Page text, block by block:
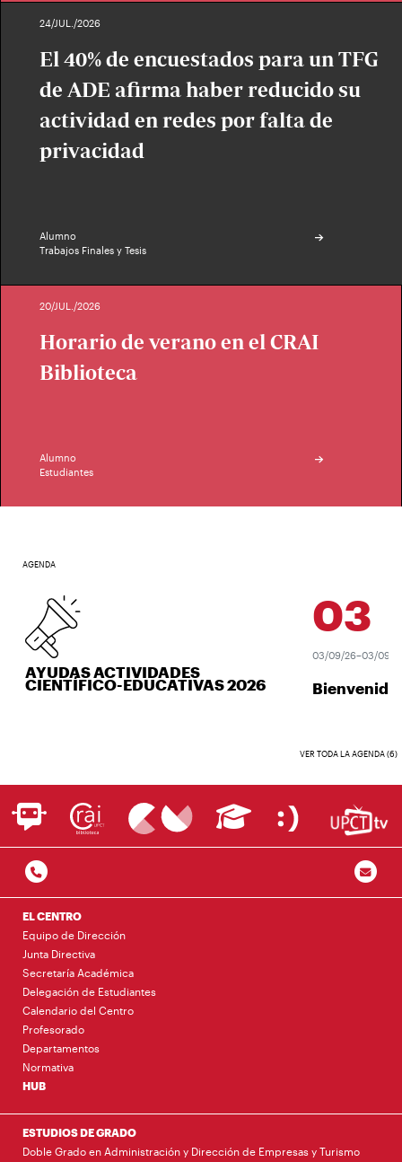
24/JUL./2026
El 40% de encuestados para un TFG
de ADE afirma haber reducido su
actividad en redes por falta de
privacidad
Alumno
Trabajos Finales y Tesis
20/JUL./2026
Horario de verano en el CRAI
Biblioteca
Alumno
Estudiantes
AGENDA
AYUDAS ACTIVIDADES
CIENTÍFICO-EDUCATIVAS 2026
03
03/09/26–03/09/26
Bienvenida
VER TODA LA AGENDA (6)
EL CENTRO
Equipo de Dirección
Junta Directiva
Secretaría Académica
Delegación de Estudiantes
Calendario del Centro
Profesorado
Departamentos
Normativa
HUB
ESTUDIOS DE GRADO
Doble Grado en Administración y Dirección de Empresas y Turismo